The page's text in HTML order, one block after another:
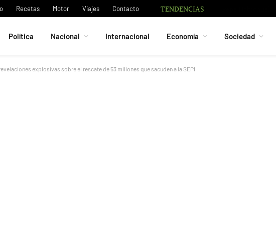
Recetas Motor Viajes Contacto TENDENCIAS
Política Nacional Internacional Economía Sociedad
explosivas sobre el rescate de 53 millones que sacuden a la SEPI